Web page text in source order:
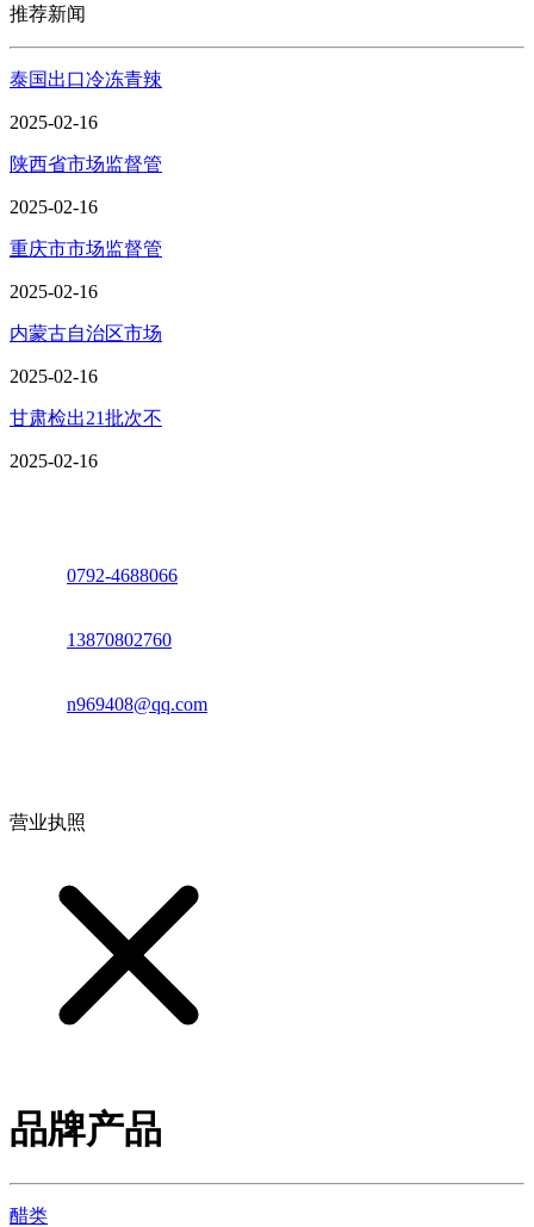
推荐新闻
泰国出口冷冻青辣
2025-02-16
陕西省市场监督管
2025-02-16
重庆市市场监督管
2025-02-16
内蒙古自治区市场
2025-02-16
甘肃检出21批次不
2025-02-16
0792-4688066
13870802760
n969408@qq.com
营业执照
品牌产品
醋类